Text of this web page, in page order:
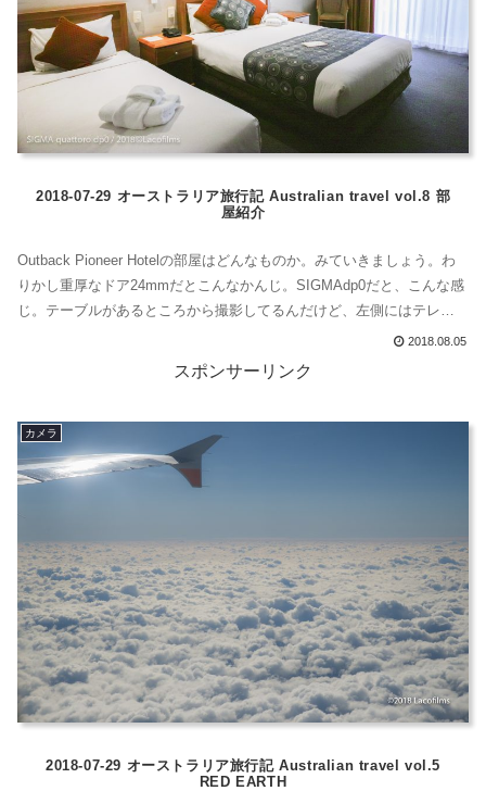
2018-07-29 オーストラリア旅行記 Australian travel vol.8 部
屋紹介
Outback Pioneer Hotelの部屋はどんなものか。みていきましょう。わ
りかし重厚なドア24mmだとこんなかんじ。SIGMAdp0だと、こんな感
じ。テーブルがあるところから撮影してるんだけど、左側にはテレビ
があって、テレビの向こう側に小さな冷蔵庫があります。ここは、ベ
ランダです。屋根付き。洗面台とトイレ。トイレのすぐ左側はお風呂
だね。こんな感じです。ちなみに、アメニティなんだけど、固形...
2018.08.05
スポンサーリンク
カメラ
2018-07-29 オーストラリア旅行記 Australian travel vol.5
RED EARTH